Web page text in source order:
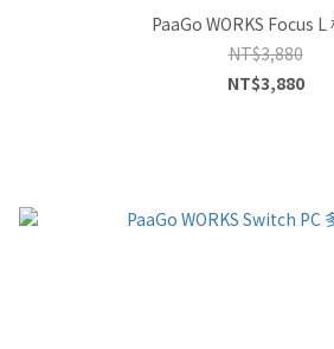
PaaGo WORKS Focus L
NT$3,880
NT$3,880